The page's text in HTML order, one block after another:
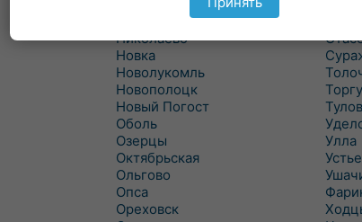
Николаево
Новка
Новолукомль
Новополоцк
Новый Погост
Оболь
Озерцы
Октябрьская
Ольгово
Опса
Ореховск
Улла
Устье